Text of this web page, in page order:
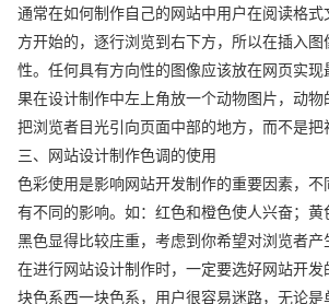
通常在如何制作自己的网站中用户在阅读格式
方开始的，逐行浏览到右下方，所以在插入
性。任何具有方向性的图像应该放在网页实现
果在设计制作中左上角放一个动物图片，动
把浏览者目光引向页面中部的地方，而不是把
三、网站设计制作色调的使用
色彩使用是影响网站开发制作的重要因素，不
有不同的影响。如：红色和橙色使人兴奋；黄
黑色显得比较庄重，考虑到你希望对浏览者产
在进行网站设计制作时，一定要选好网站开
块色系西一块色系，用户很容易迷路，无论